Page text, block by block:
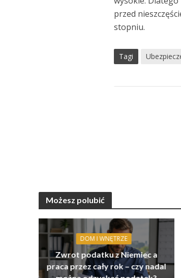
przed
stopniu.
Tagi
Możesz polubić
DOM I WNĘTRZE
Zwrot podatku z Niemiec a
praca przez cały rok – czy nadal